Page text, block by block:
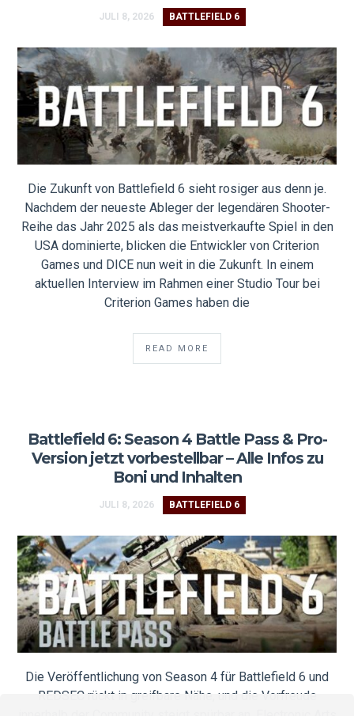
JULI 8, 2026 BATTLEFIELD 6
Die Zukunft von Battlefield 6 sieht rosiger aus denn je.
Nachdem der neueste Ableger der legendären Shooter-
Reihe das Jahr 2025 als das meistverkaufte Spiel in den
USA dominierte, blicken die Entwickler von Criterion
Games und DICE nun weit in die Zukunft. In einem
aktuellen Interview im Rahmen einer Studio Tour bei
Criterion Games haben die
READ MORE
Battlefield 6: Season 4 Battle Pass & Pro-
Version jetzt vorbestellbar – Alle Infos zu
Boni und Inhalten
JULI 8, 2026 BATTLEFIELD 6
Die Veröffentlichung von Season 4 für Battlefield 6 und
REDSEC rückt in greifbare Nähe, und die Vorfreude